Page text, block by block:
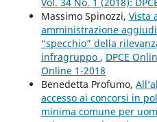
Massimo Spinozzi, Vista
amministrazione
“specchio” della
infragruppo , DPCE
Online 1-2018
Benedetta Profumo,
accesso ai concorsi in
minima comune per